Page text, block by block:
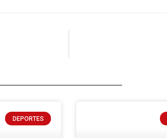
DEPORTES